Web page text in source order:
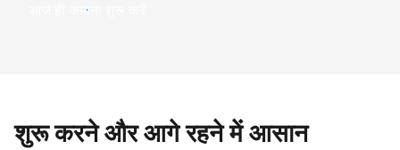
आज ही कमाना शुरू करें
शुरू करने और आगे रहने में आसान